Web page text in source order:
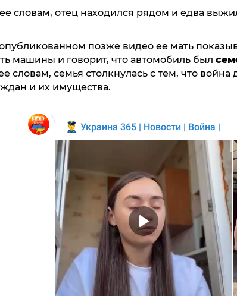
словам, отец находился рядом и едва
позже видео ее мать
машины и говорит, что автомобиль был
словам, семья столкнулась с тем, что
и их имущества.